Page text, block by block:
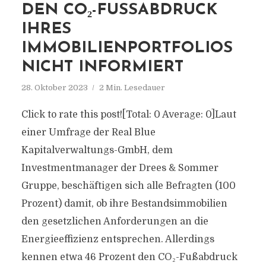
DEN CO₂-FUSSABDRUCK I
HRES I
MMOBILIENPORTFOLIOS N
ICHT INFORMIERT
28. Oktober 2023 2 Min. Lesedauer
Click to rate this post![Total: 0 Average: 0]Laut
einer Umfrage der Real Blue
Kapitalverwaltungs-GmbH, dem
Investmentmanager der Drees & Sommer
Gruppe, beschäftigen sich alle Befragten (100
Prozent) damit, ob ihre Bestandsimmobilien
den gesetzlichen Anforderungen an die
Energieeffizienz entsprechen. Allerdings
kennen etwa 46 Prozent den CO₂-Fußabdruck